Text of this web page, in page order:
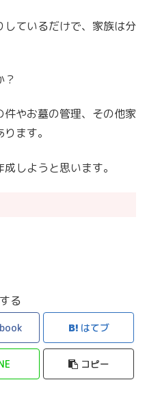
ているだけで、家族は分
？
やお墓の管理、その他家
ます。
しようと思います。
る
はてブ
コピー